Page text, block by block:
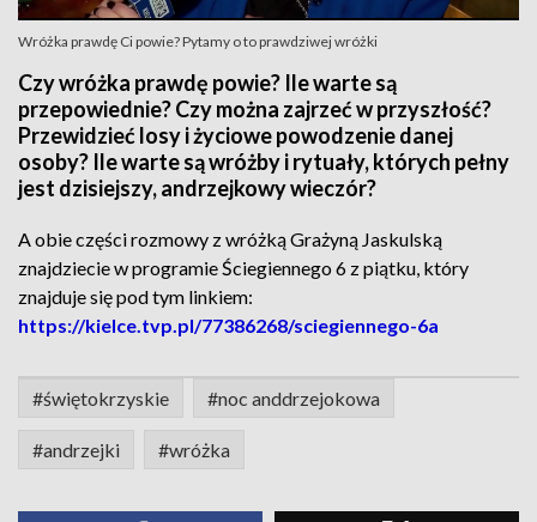
Wróżka prawdę Ci powie? Pytamy o to prawdziwej wróżki
Czy wróżka prawdę powie? Ile warte są
przepowiednie? Czy można zajrzeć w przyszłość?
Przewidzieć losy i życiowe powodzenie danej
osoby? Ile warte są wróżby i rytuały, których pełny
jest dzisiejszy, andrzejkowy wieczór?
A obie części rozmowy z wróżką Grażyną Jaskulską
znajdziecie w programie Ściegiennego 6 z piątku, który
znajduje się pod tym linkiem:
https://kielce.tvp.pl/77386268/sciegiennego-6a
#świętokrzyskie #noc anddrzejokowa
#andrzejki #wróżka